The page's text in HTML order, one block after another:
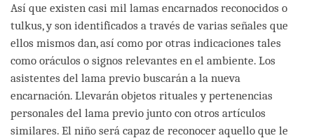
Así que existen casi mil lamas encarnados reconocidos o
tulkus, y son identificados a través de varias señales que
ellos mismos dan, así como por otras indicaciones tales
como oráculos o signos relevantes en el ambiente. Los
asistentes del lama previo buscarán a la nueva
encarnación. Llevarán objetos rituales y pertenencias
personales del lama previo junto con otros artículos
similares. El niño será capaz de reconocer aquello que le